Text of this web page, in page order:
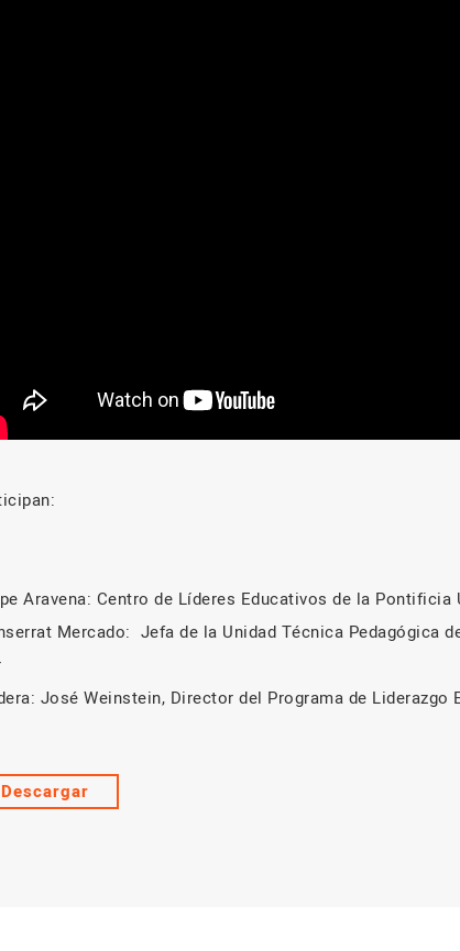
Aravena: Centro de Líderes Educativos de la
Mercado: Jefa de la Unidad Técnica Pedagógica
José Weinstein, Director del Programa de Liderazgo
Descargar